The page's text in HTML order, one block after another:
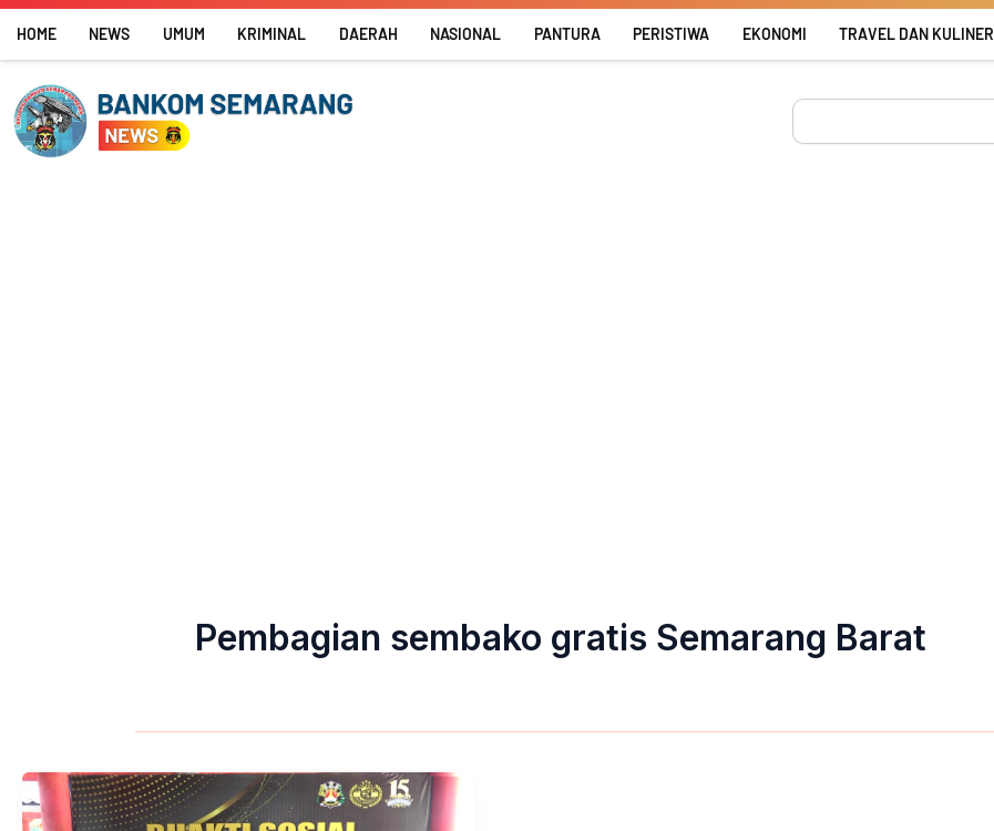
Skip
content
HOME NEWS UMUM KRIMINAL DAERAH NASIONAL PANTURA PERISTIWA EKONOMI TRAVEL DAN KULINER
Search
Pembagian sembako gratis Semarang Barat